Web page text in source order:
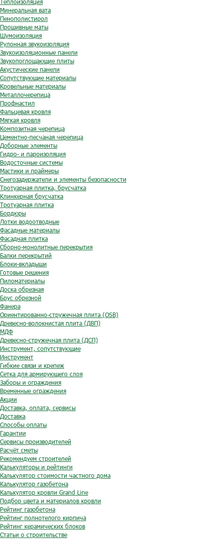
Теплоизоляция
Минеральная вата
Пенополистирол
Прошивные маты
Шумоизоляция
Рулонная звукоизоляция
Звукоизоляционные панели
Звукопоглощающие плиты
Акустические панели
Сопутствующие материалы
Кровельные материалы
Металлочерепица
Профнастил
Фальцевая кровля
Мягкая кровля
Композитная черепица
Цементно-песчаная черепица
Доборные элементы
Гидро- и пароизоляция
Водосточные системы
Мастики и праймеры
Снегозадержатели и элементы безопасности
Тротуарная плитка, брусчатка
Клинкерная брусчатка
Тротуарная плитка
Бордюры
Лотки водоотводные
Фасадные материалы
Фасадная плитка
Сборно-монолитные перекрытия
Балки перекрытий
Блоки-вкладыши
Готовые решения
Пиломатериалы
Доска обрезная
Брус обрезной
Фанера
Ориентированно-стружечная плита (OSB)
Древесно-волокнистая плита (ДВП)
МДФ
Древесно-стружечная плита (ДСП)
Инструмент, сопутствующие
Инструмент
Гибкие связи и крепеж
Сетка для армирующего слоя
Заборы и ограждения
Временные ограждения
Акции
Доставка, оплата, сервисы
Доставка
Способы оплаты
Гарантии
Сервисы производителей
Расчёт сметы
Рекомендуем строителей
Калькуляторы и рейтинги
Калькулятор стоимости частного дома
Калькулятор газобетона
Калькулятор кровли Grand Line
Подбор цвета и материалов кровли
Рейтинг газобетона
Рейтинг полнотелого кирпича
Рейтинг керамических блоков
Статьи о строительстве